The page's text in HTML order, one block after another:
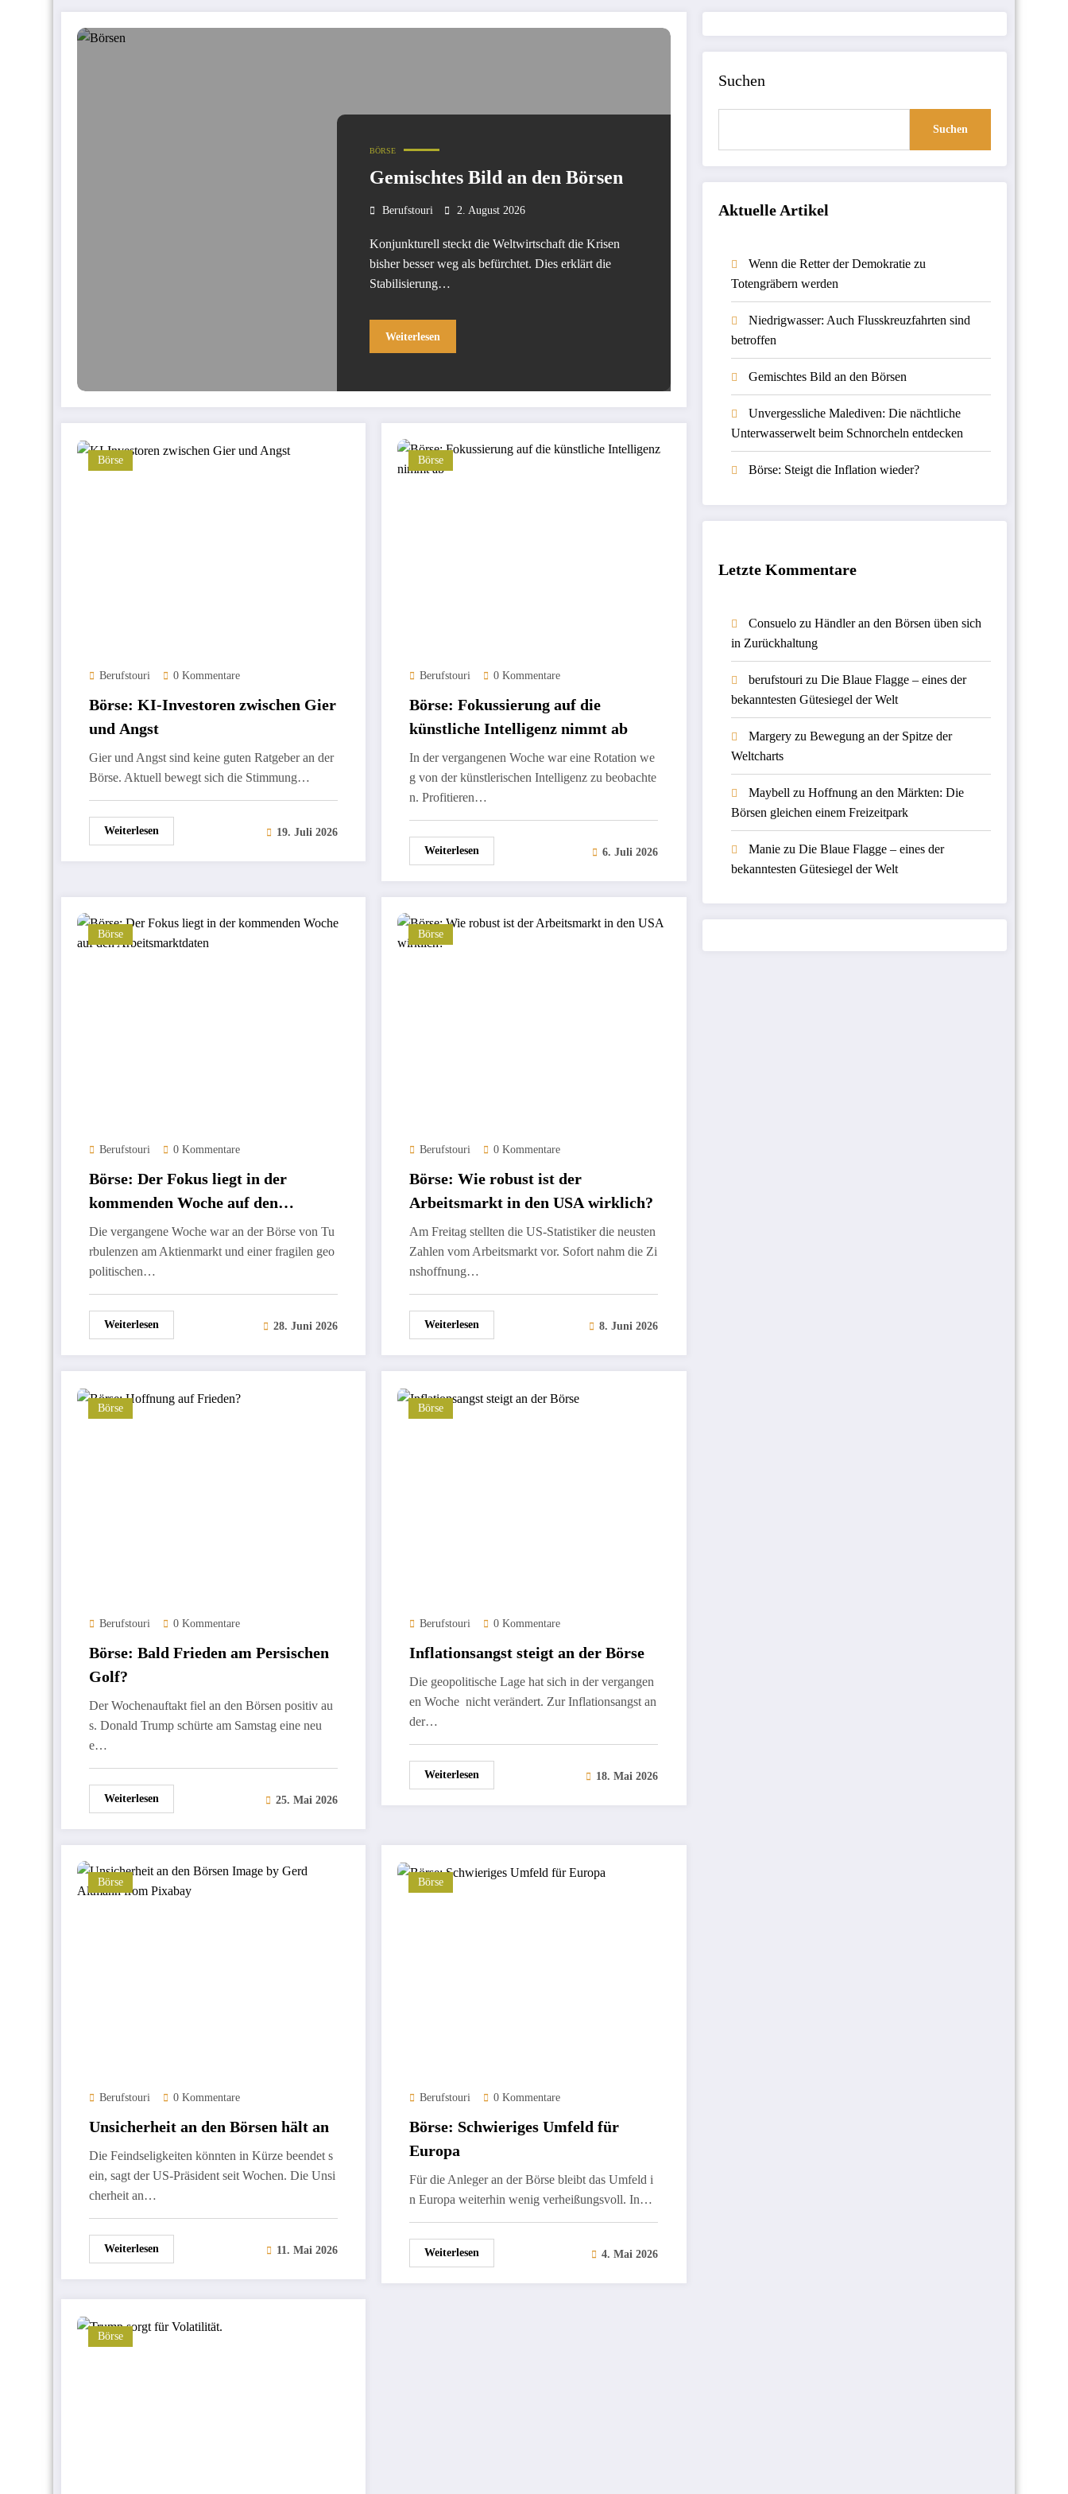
BÖRSE
Gemischtes Bild an den Börsen
Berufstouri 2. August 2026
Konjunkturell steckt die Weltwirtschaft die Krisen
bisher besser weg als befürchtet. Dies erklärt die
Stabilisierung…
Weiterlesen
Börse
Berufstouri 0 Kommentare
Börse: KI-Investoren zwischen Gier
und Angst
Gier und Angst sind keine guten Ratgeber an der
Börse. Aktuell bewegt sich die Stimmung…
Weiterlesen 19. Juli 2026
Börse
Berufstouri 0 Kommentare
Börse: Fokussierung auf die
künstliche Intelligenz nimmt ab
In der vergangenen Woche war eine Rotation we
g von der künstlerischen Intelligenz zu beobachte
n. Profitieren…
Weiterlesen 6. Juli 2026
Börse
Berufstouri 0 Kommentare
Börse: Der Fokus liegt in der
kommenden Woche auf den
Arbeitsmarktdaten
Die vergangene Woche war an der Börse von Tu
rbulenzen am Aktienmarkt und einer fragilen geo
politischen…
Weiterlesen 28. Juni 2026
Börse
Berufstouri 0 Kommentare
Börse: Wie robust ist der
Arbeitsmarkt in den USA wirklich?
Am Freitag stellten die US-Statistiker die neusten
Zahlen vom Arbeitsmarkt vor. Sofort nahm die Zi
nshoffnung…
Weiterlesen 8. Juni 2026
Börse
Berufstouri 0 Kommentare
Börse: Bald Frieden am Persischen
Golf?
Der Wochenauftakt fiel an den Börsen positiv au
s. Donald Trump schürte am Samstag eine neu
e…
Weiterlesen 25. Mai 2026
Börse
Berufstouri 0 Kommentare
Inflationsangst steigt an der Börse
Die geopolitische Lage hat sich in der vergangen
en Woche nicht verändert. Zur Inflationsangst an
der…
Weiterlesen 18. Mai 2026
Börse
Berufstouri 0 Kommentare
Unsicherheit an den Börsen hält an
Die Feindseligkeiten könnten in Kürze beendet s
ein, sagt der US-Präsident seit Wochen. Die Unsi
cherheit an…
Weiterlesen 11. Mai 2026
Börse
Berufstouri 0 Kommentare
Börse: Schwieriges Umfeld für
Europa
Für die Anleger an der Börse bleibt das Umfeld i
n Europa weiterhin wenig verheißungsvoll. In…
Weiterlesen 4. Mai 2026
Börse
Suchen
Suchen
Aktuelle Artikel
Wenn die Retter der Demokratie zu
Totengräbern werden
Niedrigwasser: Auch Flusskreuzfahrten sind
betroffen
Gemischtes Bild an den Börsen
Unvergessliche Malediven: Die nächtliche
Unterwasserwelt beim Schnorcheln entdecken
Börse: Steigt die Inflation wieder?
Letzte Kommentare
Consuelozu Händler an den Börsen üben sich
in Zurückhaltung
berufstouri zu Die Blaue Flagge – eines der
bekanntesten Gütesiegel der Welt
Margeryzu Bewegung an der Spitze der
Weltcharts
Maybell zu Hoffnung an den Märkten: Die
Börsen gleichen einem Freizeitpark
Maniezu Die Blaue Flagge – eines der
bekanntesten Gütesiegel der Welt